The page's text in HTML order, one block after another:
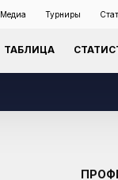
Медиа Турниры
ТАБЛИЦА